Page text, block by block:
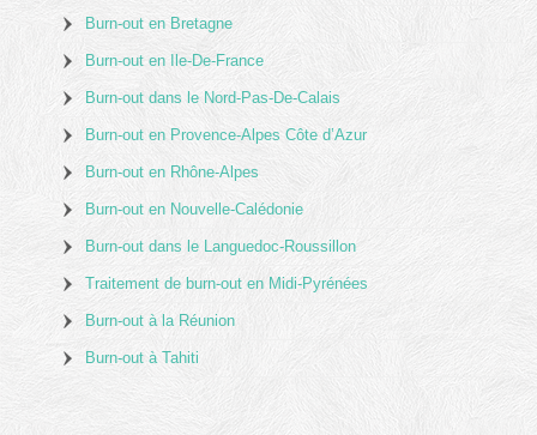
Burn-out en Bretagne
Burn-out en Ile-De-France
Burn-out dans le Nord-Pas-De-Calais
Burn-out en Provence-Alpes Côte d’Azur
Burn-out en Rhône-Alpes
Burn-out en Nouvelle-Calédonie
Burn-out dans le Languedoc-Roussillon
Traitement de burn-out en Midi-Pyrénées
Burn-out à la Réunion
Burn-out à Tahiti